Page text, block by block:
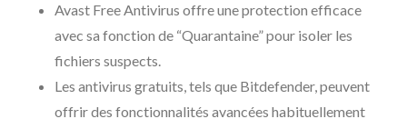
Avast Free Antivirus offre une protection efficace
avec sa fonction de “Quarantaine” pour isoler les
fichiers suspects.
Les antivirus gratuits, tels que Bitdefender, peuvent
offrir des fonctionnalités avancées habituellement